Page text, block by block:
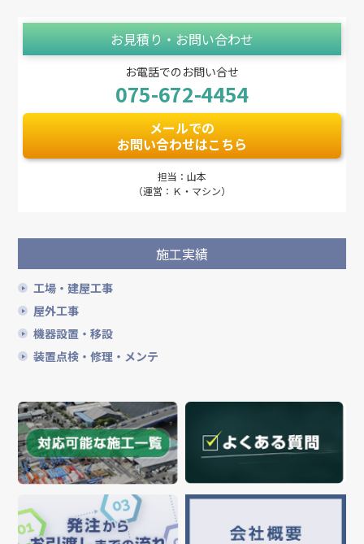
お見積り・お問い合わせ
お電話でのお問い合せ
075-672-4454
メールでの
お問い合わせはこちら
担当：山本
（運営：Ｋ・マシン）
施工実績
工場・建屋工事
屋外工事
機器設置・移設
装置点検・修理・メンテ